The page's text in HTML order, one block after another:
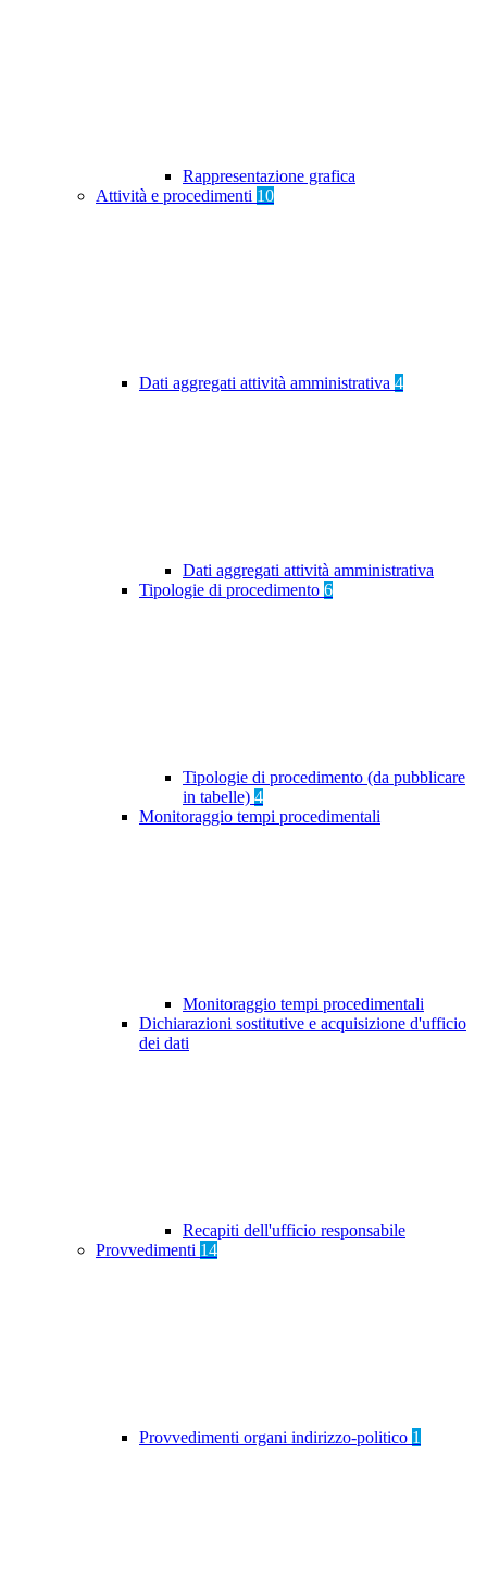
Rappresentazione grafica
Attività e procedimenti 10
Dati aggregati attività amministrativa 4
Dati aggregati attività amministrativa
Tipologie di procedimento 6
Tipologie di procedimento (da pubblicare
in tabelle) 4
Monitoraggio tempi procedimentali
Monitoraggio tempi procedimentali
Dichiarazioni sostitutive e acquisizione d'ufficio
dei dati
Recapiti dell'ufficio responsabile
Provvedimenti 14
Provvedimenti organi indirizzo-politico 1